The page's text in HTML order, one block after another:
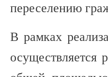
переселению
В рамках